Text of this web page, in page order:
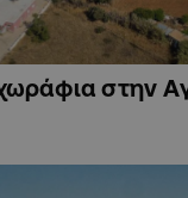
στην